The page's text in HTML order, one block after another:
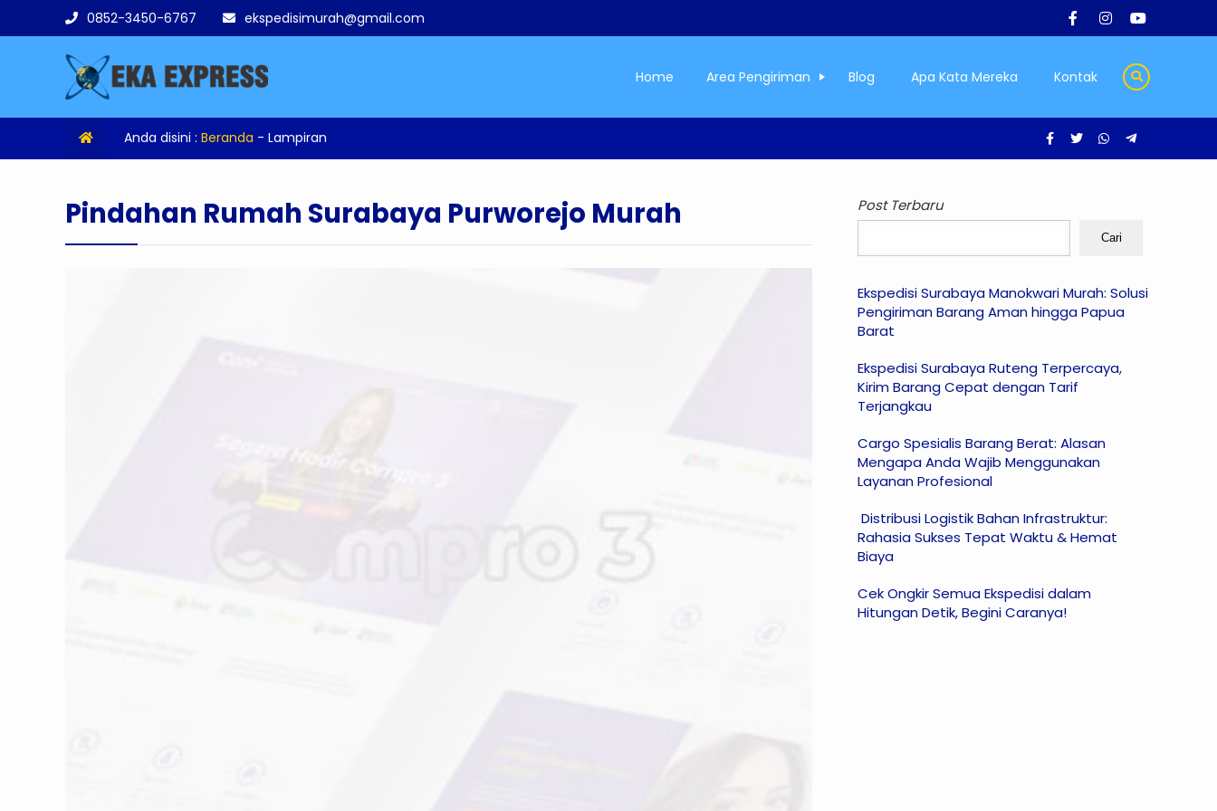
0852-3450-6767 ekspedisimurah@gmail.com
Home Area Pengiriman Blog Apa Kata Mereka Kontak
Anda disini : Beranda - Lampiran
Pindahan Rumah Surabaya Purworejo Murah Post Terbaru
Cari
Ekspedisi Surabaya Manokwari Murah: Solusi
Pengiriman Barang Aman hingga Papua
Barat
Ekspedisi Surabaya Ruteng Terpercaya,
Kirim Barang Cepat dengan Tarif
Terjangkau
Cargo Spesialis Barang Berat: Alasan
Mengapa Anda Wajib Menggunakan
Layanan Profesional
Distribusi Logistik Bahan Infrastruktur:
Rahasia Sukses Tepat Waktu & Hemat
Biaya
Cek Ongkir Semua Ekspedisi dalam
Hitungan Detik, Begini Caranya!